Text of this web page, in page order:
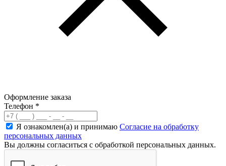
Оформление заказа
Телефон *
Я ознакомлен(а) и принимаю Согласие на обработку
персональных данных
Вы должны согласиться с обработкой персональных данных.